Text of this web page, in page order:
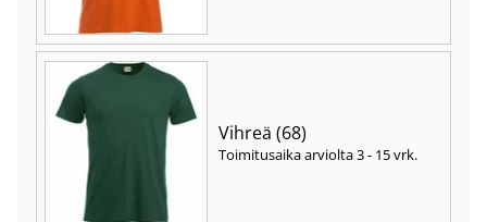
Vihreä (68)
Toimitusaika arviolta3 - 15 vrk.